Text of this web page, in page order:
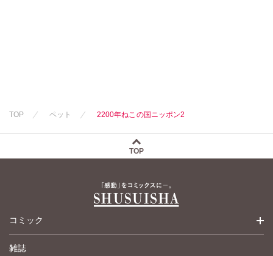
TOP ペット 2200年ねこの国ニッポン2
TOP
コミック
少女コミック
雑誌